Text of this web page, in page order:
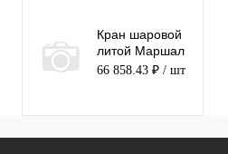
Кран шаровой
литой Маршал
10нж45фт ЛФ
66 858.43 ₽ / шт